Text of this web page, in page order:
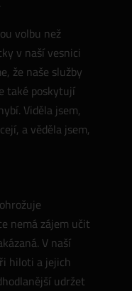
volbu než
v naší vesnici
že naše služby
také poskytují
Viděla jsem,
a věděla jsem,
nemá zájem učit
V naší
hiloti a jejich
udržet